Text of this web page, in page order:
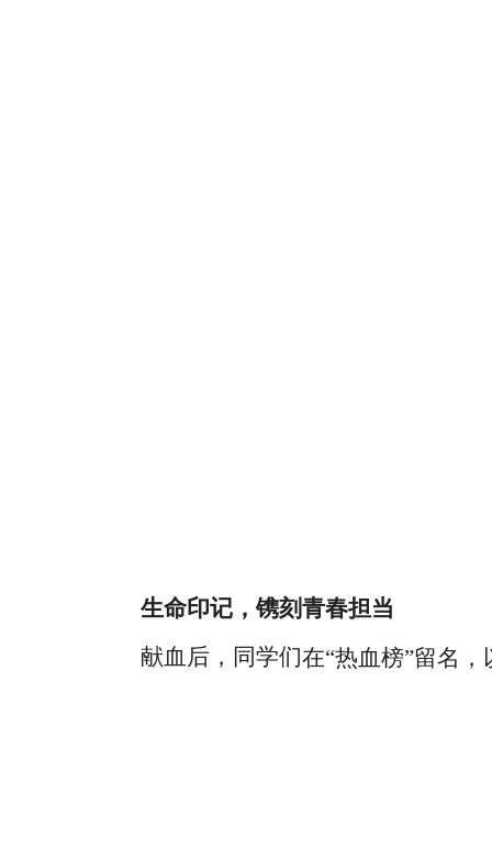
生命印记，镌刻青春担当
献血 后， 同学们在“热血榜”留名